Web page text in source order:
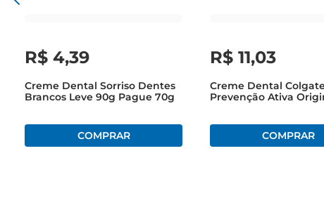
R$ 4,39
Creme Dental Sorriso Dentes
Brancos Leve 90g Pague 70g
R$ 11,03
Creme Dental
Prevenção Ativa